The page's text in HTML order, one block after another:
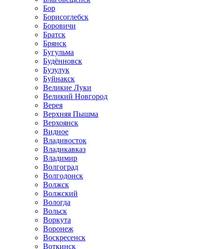
Бор
Борисоглебск
Боровичи
Братск
Брянск
Бугульма
Будённовск
Бузулук
Буйнакск
Великие Луки
Великий Новгород
Верея
Верхняя Пышма
Верхоянск
Видное
Владивосток
Владикавказ
Владимир
Волгоград
Волгодонск
Волжск
Волжский
Вологда
Вольск
Воркута
Воронеж
Воскресенск
Воткинск